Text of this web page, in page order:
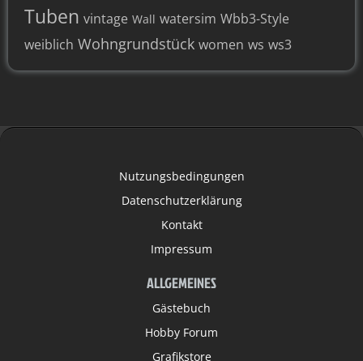
Tuben vintage Wall watersim Wbb3-Style
weiblich Wohngrundstück women ws ws3
Nutzungsbedingungen
Datenschutzerklärung
Kontakt
Impressum
ALLGEMEINES
Gästebuch
Hobby Forum
Grafikstore